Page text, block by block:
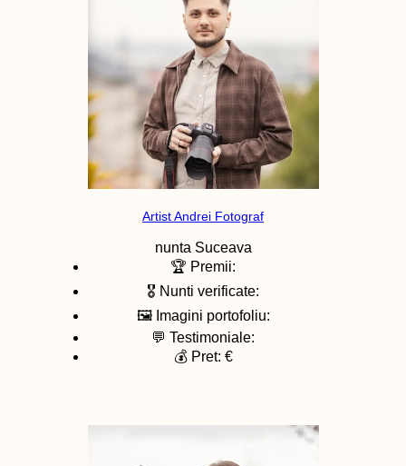
Artist Andrei Fotograf
nunta Suceava
🏆 Premii:
🎖️ Nunti verificate:
🖼️ Imagini portofoliu:
💬 Testimoniale:
💰 Pret: €